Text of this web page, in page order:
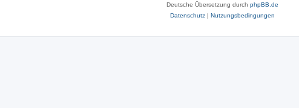
Deutsche Übersetzung durch phpBB.de
Datenschutz| Nutzungsbedingungen